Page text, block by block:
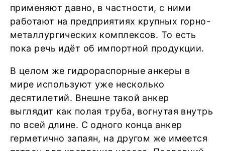
применяют давно, в частности, с ними
работают на предприятиях крупных горно-
металлургических комплексов. То есть
пока речь идёт об импортной продукции.
В целом же гидрораспорные анкеры в
мире используют уже несколько
десятилетий. Внешне такой анкер
выглядит как полая труба, вогнутая внутрь
по всей длине. С одного конца анкер
герметично запаян, на другом же имеется